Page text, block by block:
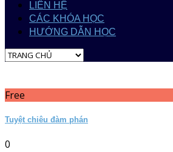
LIÊN HỆ
CÁC KHÓA HỌC
HƯỚNG DẪN HỌC
Free
Tuyệt chiêu đàm phán
0